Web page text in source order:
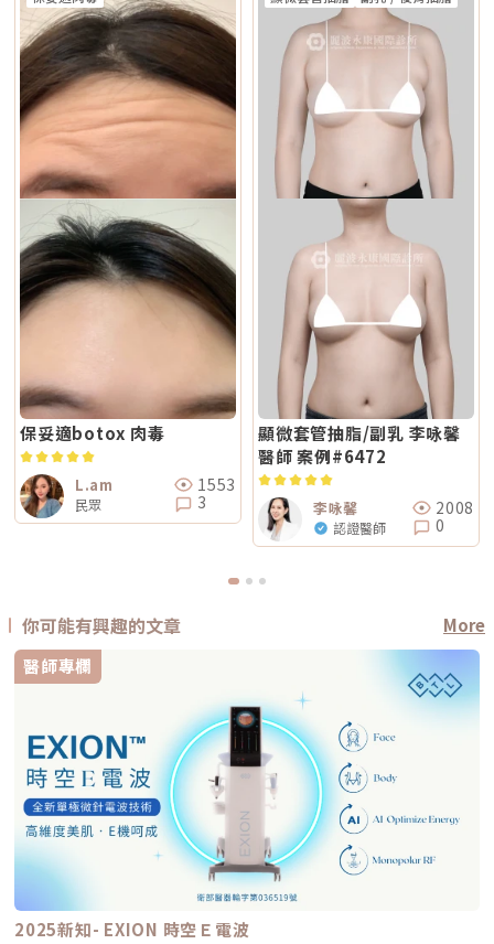
保妥適botox 肉毒
L.am
民眾
1553
3
顯微套管抽脂/副乳 李咏馨
醫師 案例#6472
李咏馨
認證醫師
2008
0
你可能有興趣的文章
More
醫師專欄
2025新知- EXION 時空Ｅ電波